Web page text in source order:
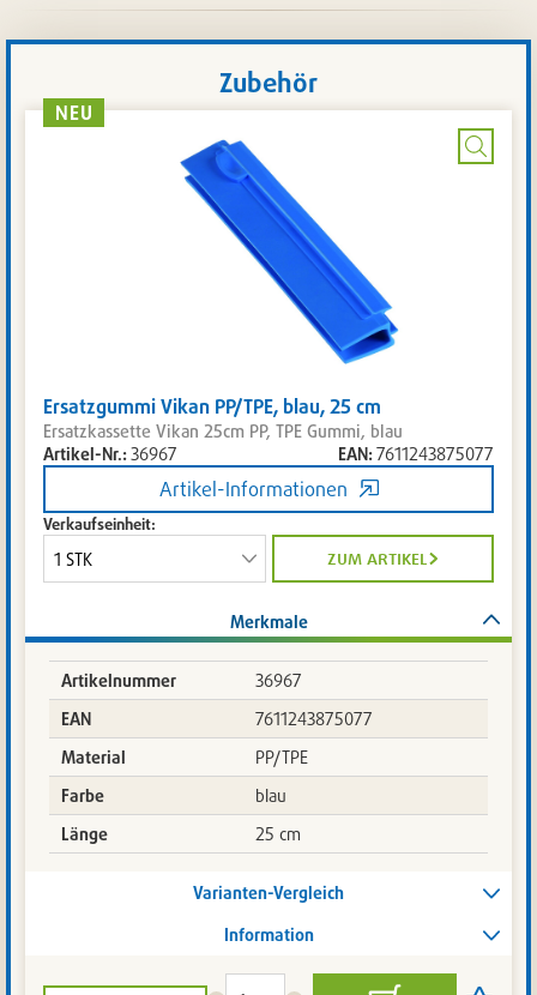
Zubehör
NEU
Bild
Ersatzgummi Vikan PP/TPE, blau, 25 cm
Ersatzkassette Vikan 25cm PP, TPE Gummi, blau
Artikel-Nr.:36967 EAN:7611243875077
Artikel-Informationen
Verkaufseinheit:
zum artikel
Merkmale
Artikelnummer
36967
EAN
7611243875077
Material
PP/TPE
Farbe
blau
Länge
25 cm
Varianten-Vergleich
Information